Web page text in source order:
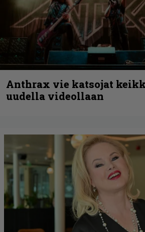
Anthrax vie katsojat
uudella videollaan